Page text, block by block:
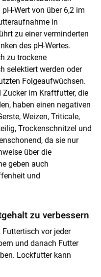
Wert von über 6,2 im
in
zu einer verminderten
des pH-Wertes.
zu trockene
selektiert werden oder
Folgeaufwüchsen.
im Kraftfutter, die
haben einen negativen
Weizen, Triticale,
Trockenschnitzel und
da sie nur
über die
geben auch
und
zu verbessern
Futtertisch vor jeder
und danach Futter
Lockfutter kann